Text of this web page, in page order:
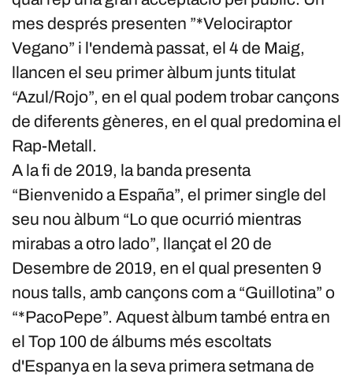
mes després presenten ”*Velociraptor
Vegano” i l'endemà passat, el 4 de Maig,
llancen el seu primer àlbum junts titulat
“Azul/Rojo”, en el qual podem trobar cançons
de diferents gèneres, en el qual predomina el
Rap-Metall.
A la fi de 2019, la banda presenta
“Bienvenido a España”, el primer single del
seu nou àlbum “Lo que ocurrió mientras
mirabas a otro lado”, llançat el 20 de
Desembre de 2019, en el qual presenten 9
nous talls, amb cançons com a “Guillotina” o
“*PacoPepe”. Aquest àlbum també entra en
el Top 100 de álbums més escoltats
d'Espanya en la seva primera setmana de